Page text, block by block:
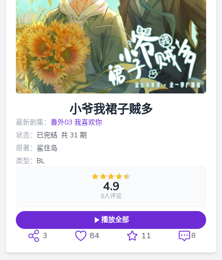
小爷我裙子贼多
最新剧集： 番外03 我喜欢你
状态： 已完结·共 31 期
原著： 鲨住岛
类型： BL
4.9
8人评论
播放全部
3 84 11 8